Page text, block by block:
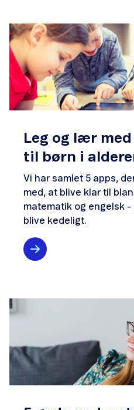
Leg og lær
til børn i
Vi har samlet 5 apps,
med, at blive klar til
matematik og engelsk
blive kedeligt.